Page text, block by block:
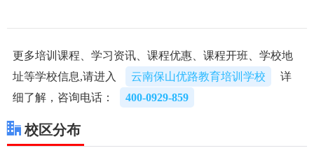
更多培训课程、学习资讯、课程优惠、课程开班、学校地
址等学校信息,请进入
云南保山优路教育培训学校
详
细了解，咨询电话：
400-0929-859
校区分布